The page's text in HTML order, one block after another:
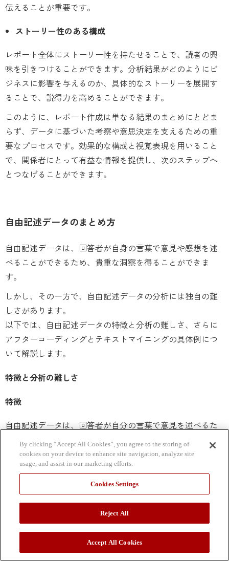
伝えることが重要です。
ストーリー性のある構成
レポート全体にストーリー性を持たせることで、読者の興
味を引きつけることができます。分析結果がどのようにビ
ジネスに影響を与えるのか、具体的なストーリーを展開す
ることで、説得力を高めることができます。
このように、レポート作成は単なる結果のまとめにとどま
らず、データに基づいた考察や意思決定を支えるための重
要なプロセスです。効果的な構成と視覚表現を用いること
で、関係者にとって有益な情報を提供し、次のステップへ
とつなげることができます。
自由記述データのまとめ方
自由記述データは、回答者が自身の言葉で意見や感想を述
べることができるため、貴重な洞察を得ることができま
す。
しかし、その一方で、自由記述データの分析には独自の難
しさがあります。
以下では、自由記述データの特徴と分析の難しさ、さらに
アフターコーディングとテキストマイニングの具体例につ
いて解説します。
特徴と分析の難しさ
特徴
自由記述データは、回答者が自分の言葉で意見を述べるた
め、回答者の思考や感情を直接的に反映することとなり、
定量的なデータでは捉えきれない深い洞察を提供します。
顧客のニーズや不満、提案などを具体的に把握することが
可能です。このようなデータは、定量データと合わせて分
析することで、より豊かな理解を得ることができます。
分析の難しさ
自由記述データの分析が難しい理由は以下の通りです。
By clicking “Accept All Cookies”, you agree to the storing of
cookies on your device to enhance site navigation, analyze site
usage, and assist in our marketing efforts.
Cookies Settings
Reject All
Accept All Cookies